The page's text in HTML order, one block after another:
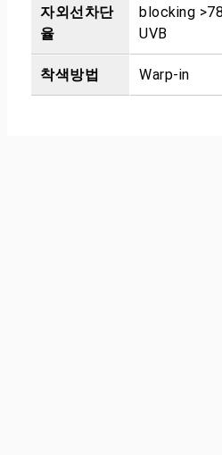
자외선차단
율
blocking
UVB
착색방법 Warp-in